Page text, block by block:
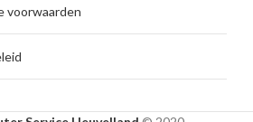
voorwaarden